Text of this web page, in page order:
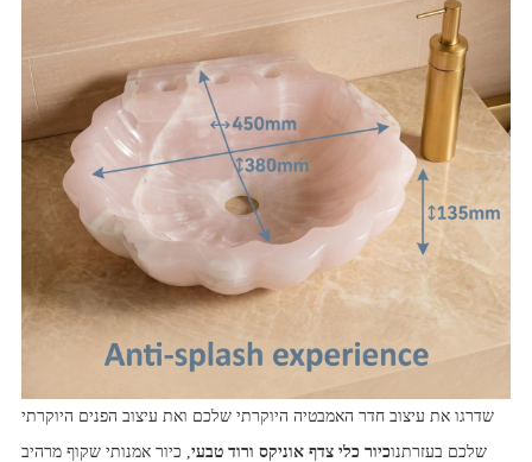
שדרגו את עיצוב חדר האמבטיה היוקרתי שלכם ואת עיצוב הפנים היוקרתי
שלכם בעזרתנוכיור כלי צדף אוניקס ורוד טבעי , כיור אמנותי שקוף מרהיב